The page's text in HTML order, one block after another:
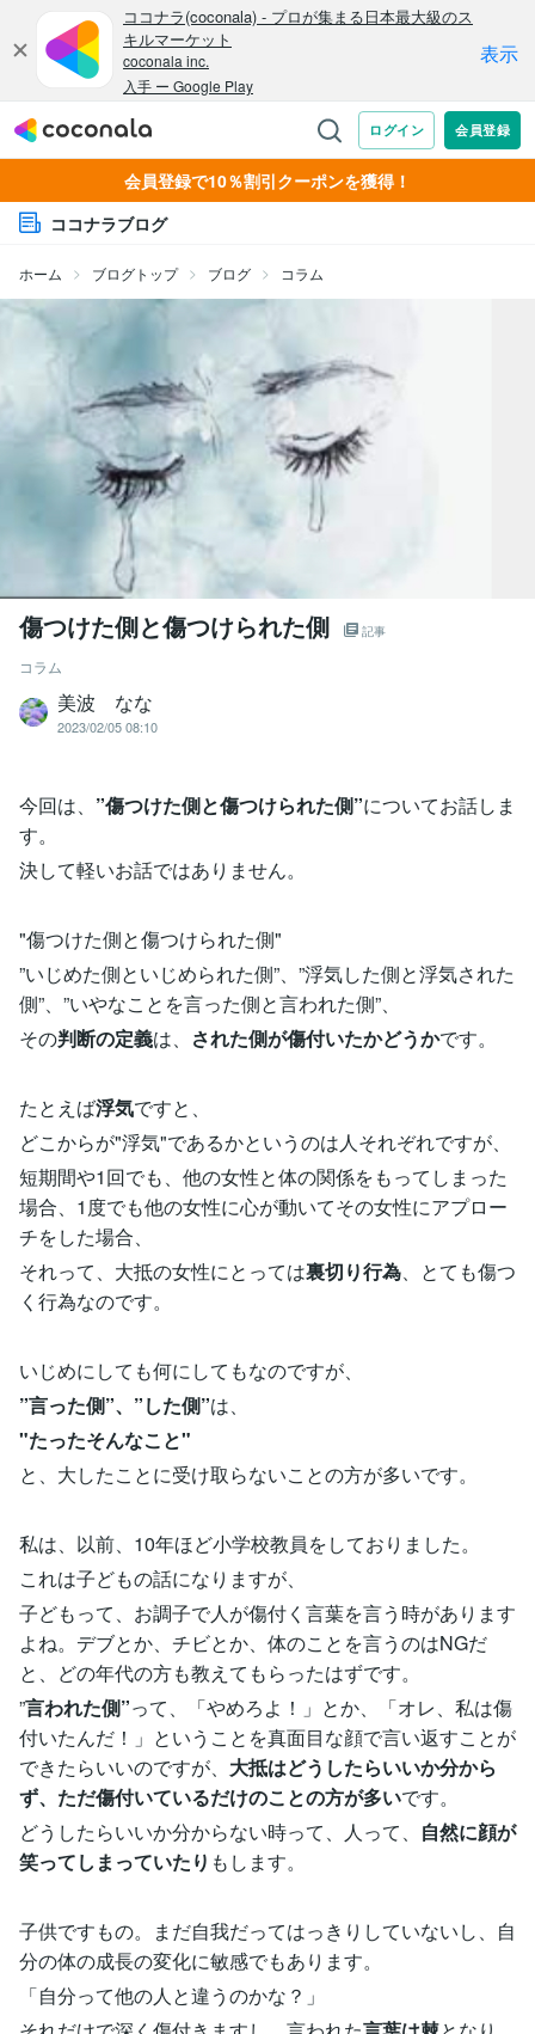
会員登録で10％割引クーポンを獲得！
ココナラブログ
ホーム ブログトップ ブログ コラム
傷つけた側と傷つけられた側 記事
コラム
美波 なな
2023/02/05 08:10
今回は、 ”傷つけた側と傷つけられた側”についてお話しま
す。
決して軽いお話ではありません。
"傷つけた側と傷つけられた側"
”いじめた側といじめられた側”、”浮気した側と浮気された
側”、”いやなことを言った側と言われた側”、
その判断の定義は、 された側が傷付いたかどうかです。
たとえば浮気ですと、
どこからが"浮気"であるかというのは人それぞれですが、
短期間や1回でも、他の女性と体の関係をもってしまった
場合、1度でも他の女性に心が動いてその女性にアプロー
チをした場合、
それって、大抵の女性にとっては裏切り行為、とても傷つ
く行為なのです。
いじめにしても何にしてもなのですが、
”言った側”、”した側”は、
"たったそんなこと"
と、大したことに受け取らないことの方が多いです。
私は、以前、10年ほど小学校教員をしておりました。
これは子どもの話になりますが、
子どもって、お調子で人が傷付く言葉を言う時があります
よね。デブとか、チビとか、体のことを言うのはNGだ
と、どの年代の方も教えてもらったはずです。
”言われた側”って、「やめろよ！」とか、「オレ、私は傷
付いたんだ！」ということを真面目な顔で言い返すことが
できたらいいのですが、 大抵はどうしたらいいか分から
ず、ただ傷付いているだけのことの方が多いです。
どうしたらいいか分からない時って、人って、 自然に顔が
笑ってしまっていたり もします。
子供ですもの。まだ自我だってはっきりしていないし、自
分の体の成長の変化に敏感でもあります。
「自分って他の人と違うのかな？」